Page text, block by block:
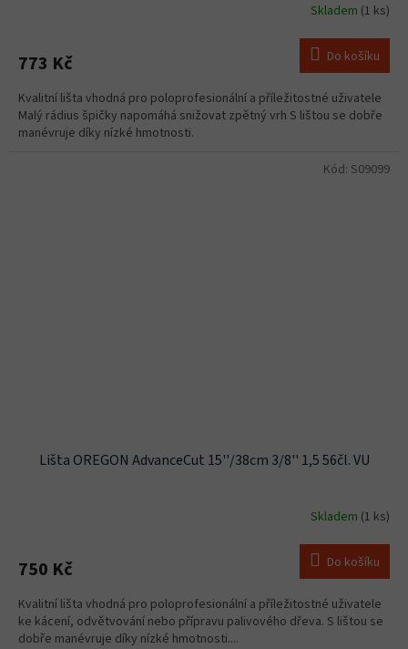
Skladem (1 ks)
773 Kč Do košíku
Kvalitní lišta vhodná pro poloprofesionální a příležitostné uživatele
Malý rádius špičky napomáhá snižovat zpětný vrh S lištou se dobře
manévruje díky nízké hmotnosti.
Lišta OREGON AdvanceCut 15''/38cm 3/8'' 1,5 56čl. VU
Skladem (1 ks)
750 Kč Do košíku
Kvalitní lišta vhodná pro poloprofesionální a příležitostné uživatele
ke kácení, odvětvování nebo přípravu palivového dřeva. S lištou se
dobře manévruje díky nízké hmotnosti....
Kód: S09099